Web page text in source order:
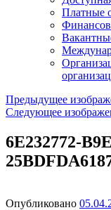
Платные
Предыдущее
Следующее
6E232772-
Опубликовано